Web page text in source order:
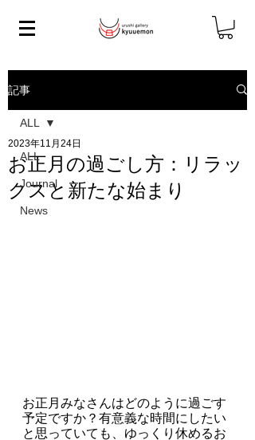
記事
ALL
Journal
News
ALL
お正月の過ごし方：リラッ
クスと新たな始まり
2023年11月24日
お正月みなさんはどのように過ごす
予定ですか？有意義な時間にしたい
と思っていても、ゆっくり休めるお